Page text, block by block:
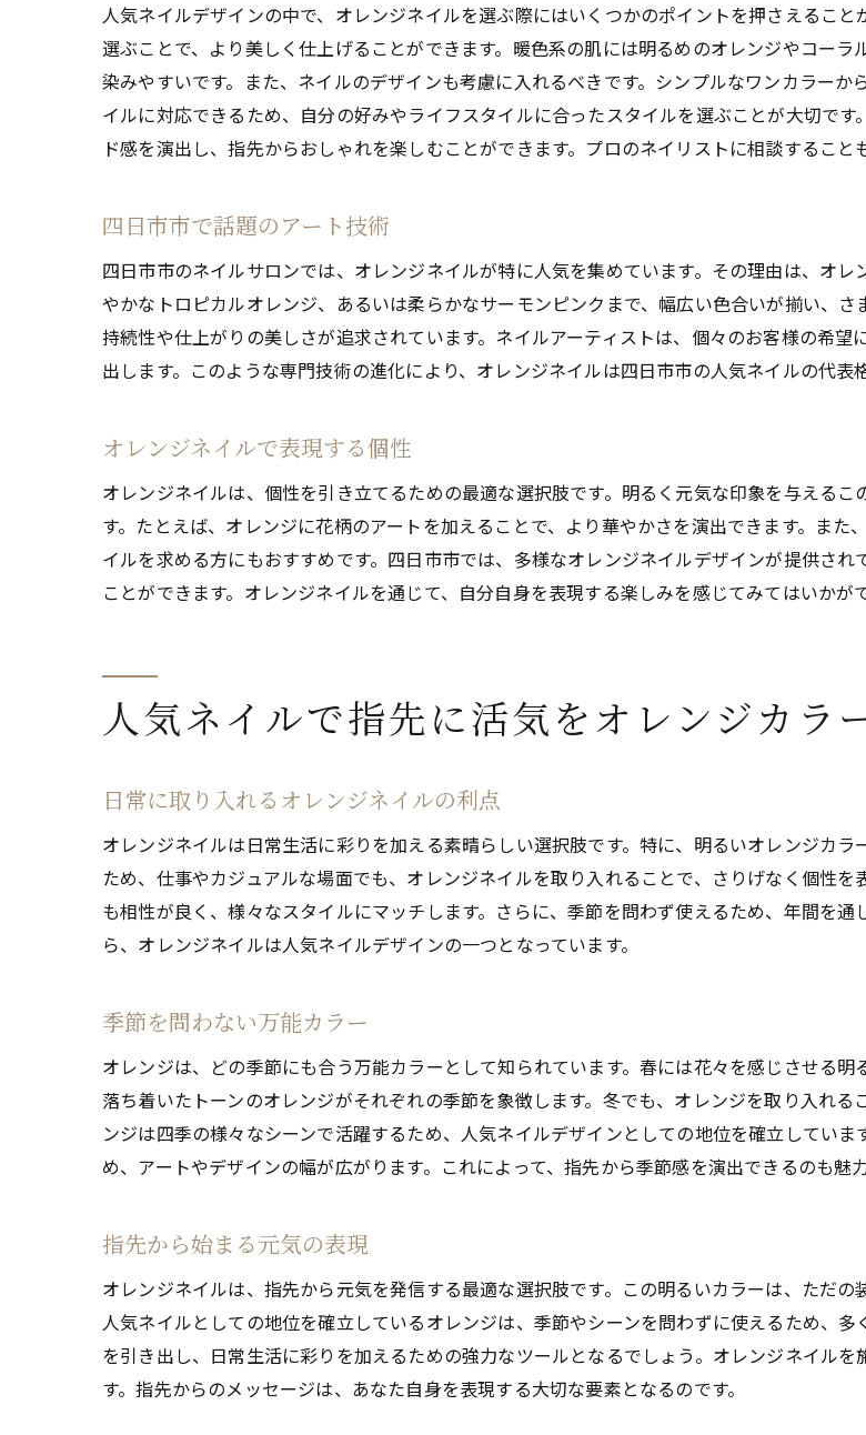
プロが教える色の組み合わせ術
四日市市で見つける自分だけのデザイ
ライフスタイルに合った選び方
オレンジネイルで自信を持つ方法
オレンジネイルが人気の理由を探る
プロがすすめる注目のデザイン
四日市市で話題のオレンジネイルを体
四日市市独自のネイルトレンド
オレンジネイルならではのメリット
人気の背景にあるデザインの工夫
ライフスタイルを彩る四日市市の人気ネイ
日常に溶け込むオレンジネイルの魅力
プロがすすめる日常使いのデザイン
オレンジネイルがもたらす心理的効果
ライフスタイルに合ったデザイン選び
人気ネイルデザインの中で、オレンジネイルを選ぶ際にはいくつかのポイントを押さえるこ
選ぶことで、より美しく仕上げることができます。暖色系の肌には明るめのオレンジやコー
染みやすいです。また、ネイルのデザインも考慮に入れるべきです。シンプルなワンカラー
イルに対応できるため、自分の好みやライフスタイルに合ったスタイルを選ぶことが大切で
ド感を演出し、指先からおしゃれを楽しむことができます。プロのネイリストに相談するこ
四日市市で話題のアート技術
四日市市のネイルサロンでは、オレンジネイルが特に人気を集めています。その理由は、オ
やかなトロピカルオレンジ、あるいは柔らかなサーモンピンクまで、幅広い色合いが揃い、さ
持続性や仕上がりの美しさが追求されています。ネイルアーティストは、個々のお客様の希
出します。このような専門技術の進化により、オレンジネイルは四日市市の人気ネイルの代表
オレンジネイルで表現する個性
オレンジネイルは、個性を引き立てるための最適な選択肢です。明るく元気な印象を与える
す。たとえば、オレンジに花柄のアートを加えることで、より華やかさを演出できます。ま
イルを求める方にもおすすめです。四日市市では、多様なオレンジネイルデザインが提供さ
ことができます。オレンジネイルを通じて、自分自身を表現する楽しみを感じてみてはいかが
人気ネイルで指先に活気をオレンジカラ
日常に取り入れるオレンジネイルの利点
オレンジネイルは日常生活に彩りを加える素晴らしい選択肢です。特に、明るいオレンジカ
ため、仕事やカジュアルな場面でも、オレンジネイルを取り入れることで、さりげなく個性
も相性が良く、様々なスタイルにマッチします。さらに、季節を問わず使えるため、年間を
ら、オレンジネイルは人気ネイルデザインの一つとなっています。
季節を問わない万能カラー
オレンジは、どの季節にも合う万能カラーとして知られています。春には花々を感じさせる
落ち着いたトーンのオレンジがそれぞれの季節を象徴します。冬でも、オレンジを取り入れ
ンジは四季の様々なシーンで活躍するため、人気ネイルデザインとしての地位を確立してい
め、アートやデザインの幅が広がります。これによって、指先から季節感を演出できるのも魅
指先から始まる元気の表現
オレンジネイルは、指先から元気を発信する最適な選択肢です。この明るいカラーは、ただの
人気ネイルとしての地位を確立しているオレンジは、季節やシーンを問わずに使えるため、
を引き出し、日常生活に彩りを加えるための強力なツールとなるでしょう。オレンジネイル
す。指先からのメッセージは、あなた自身を表現する大切な要素となるのです。